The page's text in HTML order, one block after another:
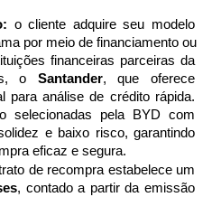
o cliente adquire seu modelo
por meio de financiamento ou
financeiras parceiras da
o Santander, que oferece
para análise de crédito rápida.
selecionadas pela BYD com
e baixo risco, garantindo
eficaz e segura.
de recompra estabelece um
, contado a partir da emissão